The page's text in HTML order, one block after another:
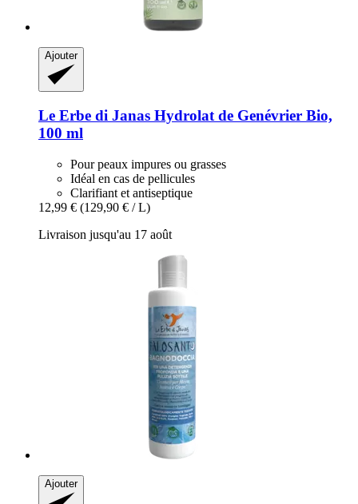
Ajouter
Le Erbe di Janas Hydrolat de Genévrier Bio,
100 ml
Pour peaux impures ou grasses
Idéal en cas de pellicules
Clarifiant et antiseptique
12,99 € (129,90 € / L)
Livraison jusqu'au 17 août
Ajouter